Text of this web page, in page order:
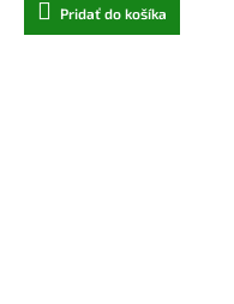
Pridať do košíka